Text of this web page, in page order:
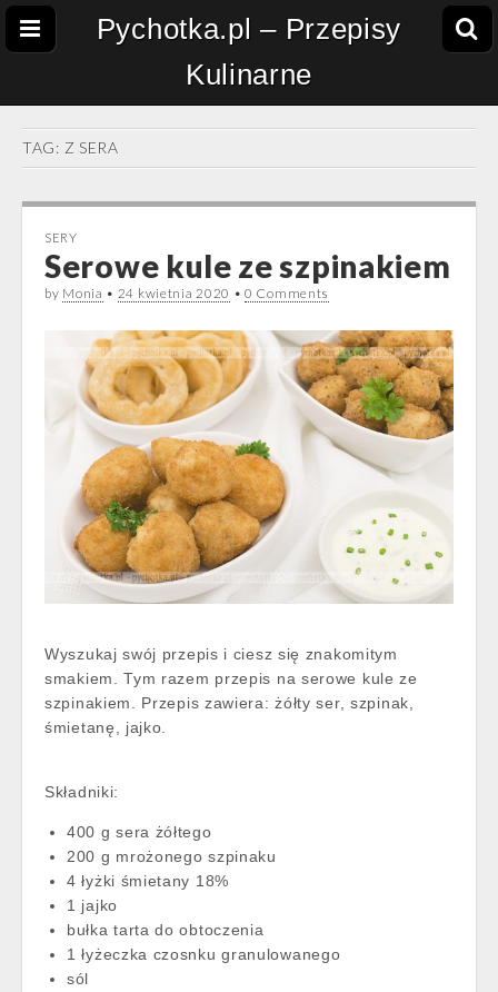
Pychotka.pl – Przepisy
Kulinarne
TAG: Z SERA
SERY
Serowe kule ze szpinakiem
by Monia • 24 kwietnia 2020 •0 Comments
Wyszukaj swój przepis i ciesz się znakomitym
smakiem. Tym razem przepis na serowe kule ze
szpinakiem. Przepis zawiera: żółty ser, szpinak,
śmietanę, jajko.
Składniki:
400 g sera żółtego
200 g mrożonego szpinaku
4 łyżki śmietany 18%
1 jajko
bułka tarta do obtoczenia
1 łyżeczka czosnku granulowanego
sól